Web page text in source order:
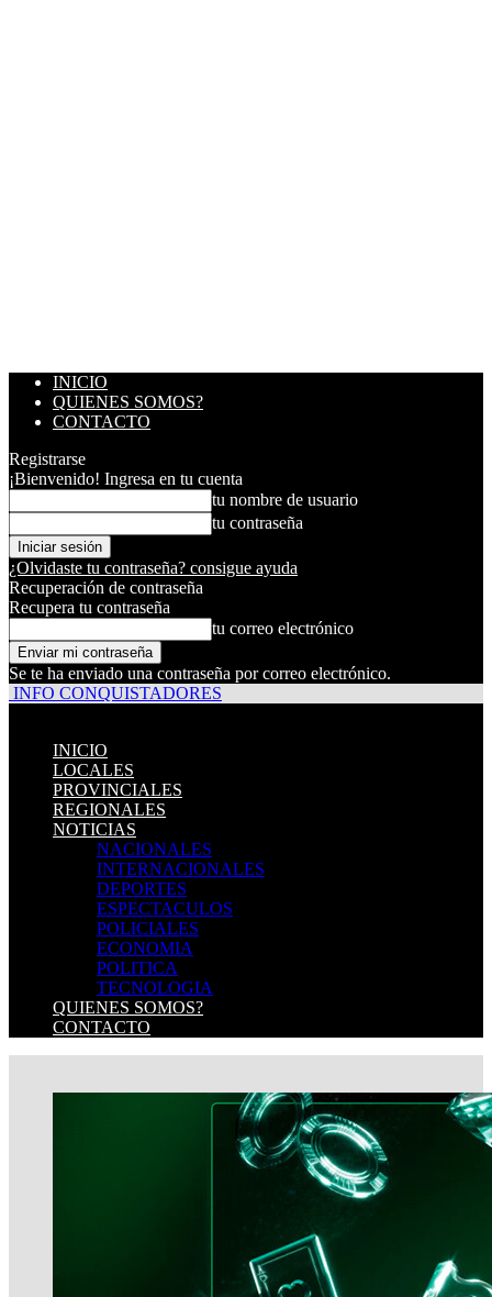
INICIO
QUIENES SOMOS?
CONTACTO
Registrarse
¡Bienvenido! Ingresa en tu cuenta
tu nombre de usuario
tu contraseña
¿Olvidaste tu contraseña? consigue ayuda
Recuperación de contraseña
Recupera tu contraseña
tu correo electrónico
Se te ha enviado una contraseña por correo electrónico.
INFO CONQUISTADORES
INICIO
LOCALES
PROVINCIALES
REGIONALES
NOTICIAS
NACIONALES
INTERNACIONALES
DEPORTES
ESPECTACULOS
POLICIALES
ECONOMIA
POLITICA
TECNOLOGIA
QUIENES SOMOS?
CONTACTO